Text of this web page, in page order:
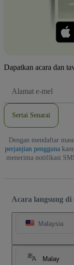
Dapatkan acara dan
E-
Sertai Senarai
Dengan mendaftar
perjanjian pengguna
menerima notifikasi
Acara langsung
Malaysia
Malay